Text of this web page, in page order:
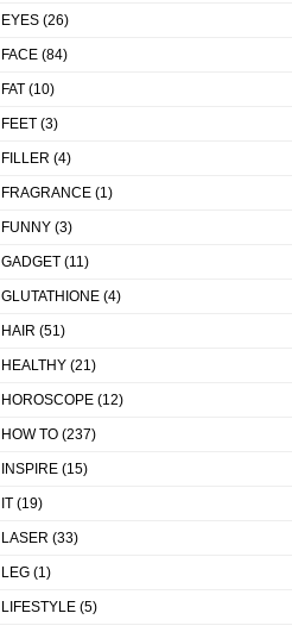
EYES (26)
FACE (84)
FAT (10)
FEET (3)
FILLER (4)
FRAGRANCE (1)
FUNNY (3)
GADGET (11)
GLUTATHIONE (4)
HAIR (51)
HEALTHY (21)
HOROSCOPE (12)
HOW TO (237)
INSPIRE (15)
IT (19)
LASER (33)
LEG (1)
LIFESTYLE (5)